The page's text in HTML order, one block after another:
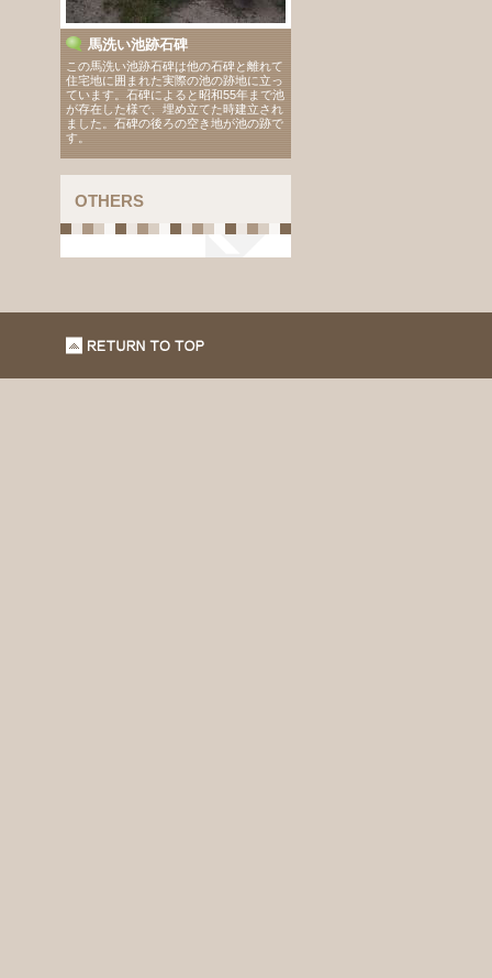
馬洗い池跡石碑
この馬洗い池跡石碑は他の石碑と離れて
住宅地に囲まれた実際の池の跡地に立っ
ています。石碑によると昭和55年まで池
が存在した様で、埋め立てた時建立され
ました。石碑の後ろの空き地が池の跡で
す。
OTHERS